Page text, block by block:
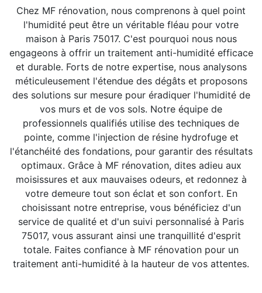
Chez MF rénovation, nous comprenons à quel point
l'humidité peut être un véritable fléau pour votre
maison à Paris 75017. C'est pourquoi nous nous
engageons à offrir un traitement anti-humidité efficace
et durable. Forts de notre expertise, nous analysons
méticuleusement l'étendue des dégâts et proposons
des solutions sur mesure pour éradiquer l'humidité de
vos murs et de vos sols. Notre équipe de
professionnels qualifiés utilise des techniques de
pointe, comme l'injection de résine hydrofuge et
l'étanchéité des fondations, pour garantir des résultats
optimaux. Grâce à MF rénovation, dites adieu aux
moisissures et aux mauvaises odeurs, et redonnez à
votre demeure tout son éclat et son confort. En
choisissant notre entreprise, vous bénéficiez d'un
service de qualité et d'un suivi personnalisé à Paris
75017, vous assurant ainsi une tranquillité d'esprit
totale. Faites confiance à MF rénovation pour un
traitement anti-humidité à la hauteur de vos attentes.